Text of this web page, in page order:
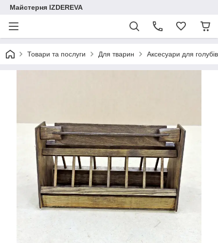
Майстерня IZDEREVA
Товари та послуги Для тварин Аксесуари для голубів